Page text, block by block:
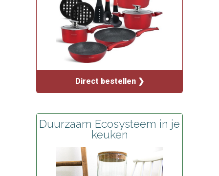
Direct bestellen ❯
Duurzaam Ecosysteem in je
keuken